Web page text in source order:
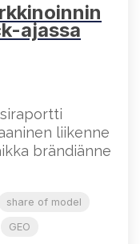
ajassa
liikenne
brändiänne
share of model
GEO